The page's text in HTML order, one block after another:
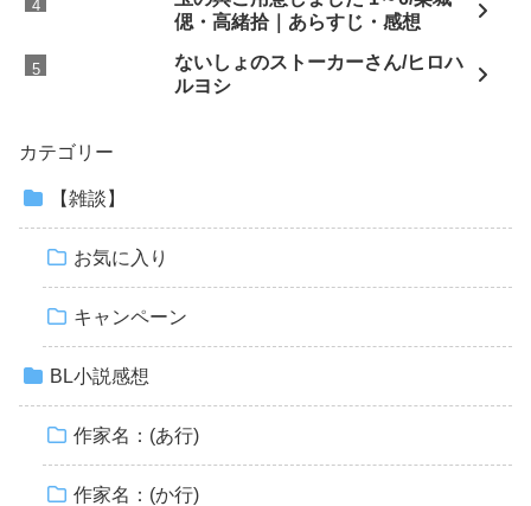
偲・高緒拾｜あらすじ・感想
ないしょのストーカーさん/ヒロハ
ルヨシ
カテゴリー
【雑談】
お気に入り
キャンペーン
BL小説感想
作家名：(あ行)
作家名：(か行)